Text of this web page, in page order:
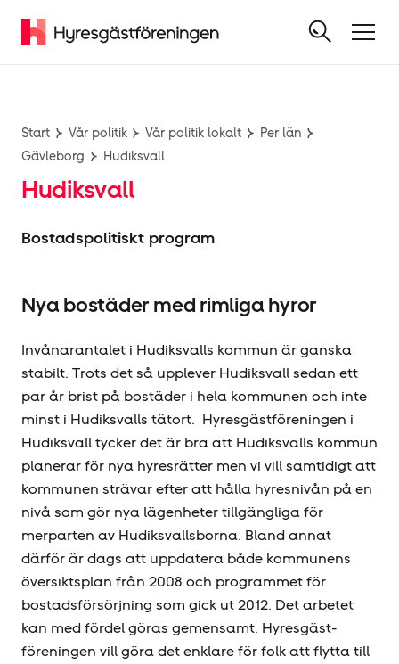
Start Vår politik Vår politik lokalt
Per län
Gävleborg
Hudiksvall
Hudiksvall
Bostadspolitiskt program
Nya bostäder med rimliga hyror
Invånarantalet i Hudiksvalls kommun är ganska
stabilt. Trots det så upplever Hudiksvall sedan ett
par år brist på bostäder i hela kommunen och inte
minst i Hudiksvalls tätort. Hyresgäst­föreningen i
Hudiksvall tycker det är bra att Hudiksvalls kommun
planerar för nya hyresrätter men vi vill samtidigt att
kommunen strävar efter att hålla hyresnivån på en
nivå som gör nya lägenheter tillgängliga för
merparten av Hudiksvallsborna. Bland annat
därför är dags att uppdatera både kommunens
översiktsplan från 2008 och programmet för
bostadsförsörjning som gick ut 2012. Det arbetet
kan med fördel göras gemensamt. Hyresgäst­
föreningen vill göra det enklare för folk att flytta till